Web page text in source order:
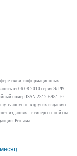
связи, информационных
от 06.08.2010 серия ЭЛ ФС
номер ISSN 2312-6981. ©
my-ivanovo.ru в других изданиях
изданиях - с гиперссылкой) на
Реклама: